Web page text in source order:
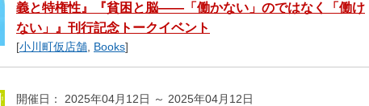
義と特権性』『貧困と脳――「働かない」のではなく「働け
ない」』刊行記念トークイベント
[小川町仮店舗 Books]
開催日： 2025年04月12日 ～ 2025年04月12日